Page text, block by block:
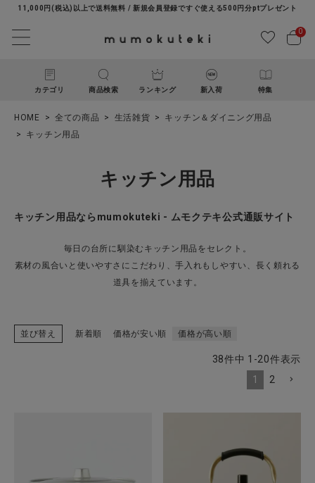
11,000円(税込)以上で送料無料 / 新規会員登録ですぐ使える500円分ptプレゼント
0
カテゴリ 商品検索 ランキング 新入荷 特集
ようこそ ゲスト 様
新規会員登録
HOME 全ての商品 生活雑貨
キッチン＆ダイニング用品
キッチン用品
キッチン用品
キッチン用品ならmumokuteki - ムモクテキ公式通販サイト
毎日の台所に馴染むキッチン用品をセレクト。
素材の風合いと使いやすさにこだわり、手入れもしやすい、長く頼れる
道具を揃えています。
並び替え 新着順 価格が安い順 価格が高い順
38件中 1 -20件表示
1
2